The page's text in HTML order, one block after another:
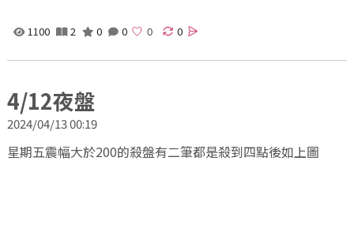
1100 2 0 0 0
4/12夜盤
2024/04/13 00:19
星期五震幅大於200的殺盤有二筆都是殺到四點後如上圖